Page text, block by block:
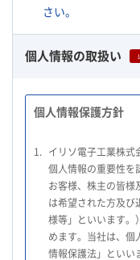
さい。
個人情報の取扱い
個人情報保護方針
1. イリソ電子工業株式
個人情報の重要性を
お客様、株主の皆様
は希望された方及び
様等」といいます。
めます。当社は、個
情報保護法」といい